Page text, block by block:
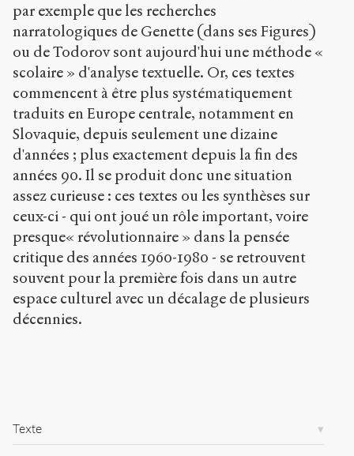
-
p
u
b
i
c
.
r
g
/
r
t
i
c
e
s
Copier la
référence
par exemple que les recherches
narratologiques de Genette (dans ses Figures)
ou de Todorov sont aujourd'hui une méthode «
scolaire » d'analyse textuelle. Or, ces textes
commencent à être plus systématiquement
traduits en Europe centrale, notamment en
Slovaquie, depuis seulement une dizaine
d'années ; plus exactement depuis la fin des
années 90. Il se produit donc une situation
assez curieuse : ces textes ou les synthèses sur
ceux-ci - qui ont joué un rôle important, voire
presque« révolutionnaire » dans la pensée
critique des années 1960-1980 - se retrouvent
souvent pour la première fois dans un autre
espace culturel avec un décalage de plusieurs
décennies.
Texte